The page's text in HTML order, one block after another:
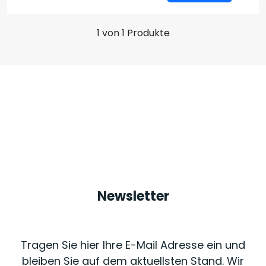
1 von 1 Produkte
Newsletter
Tragen Sie hier Ihre E-Mail Adresse ein und
bleiben Sie auf dem aktuellsten Stand. Wir